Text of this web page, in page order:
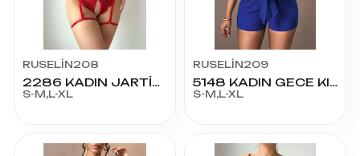
RUSELİN208
2286 KADIN JARTİYER FANTAZİ KOSTÜM
S-M,L-XL
RUSELİN209
5148 KADIN GECE KIYAFETİ
S-M,L-XL